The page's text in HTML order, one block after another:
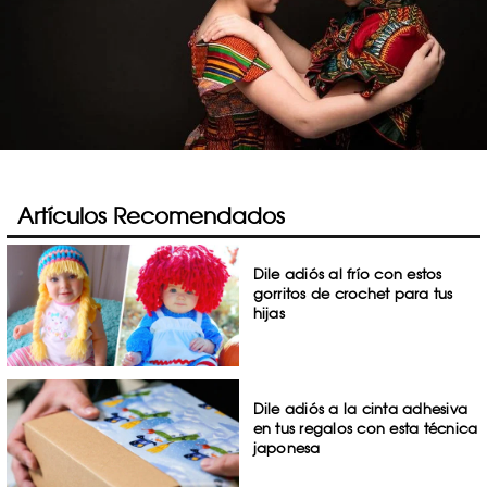
Artículos Recomendados
Dile adiós al frío con estos
gorritos de crochet para tus
hijas
Dile adiós a la cinta adhesiva
en tus regalos con esta técnica
japonesa